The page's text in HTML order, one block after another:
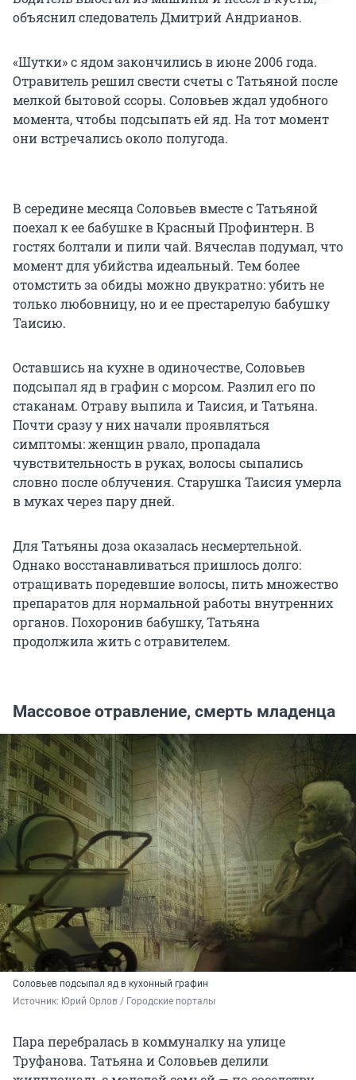
объяснил следователь Дмитрий Андрианов.
«Шутки» с ядом закончились в июне 2006 года.
Отравитель решил свести счеты с Татьяной после
мелкой бытовой ссоры. Соловьев ждал удобного
момента, чтобы подсыпать ей яд. На тот момент
они встречались около полугода.
В середине месяца Соловьев вместе с Татьяной
поехал к ее бабушке в Красный Профинтерн. В
гостях болтали и пили чай. Вячеслав подумал, что
момент для убийства идеальный. Тем более
отомстить за обиды можно двукратно: убить не
только любовницу, но и ее престарелую бабушку
Таисию.
Оставшись на кухне в одиночестве, Соловьев
подсыпал яд в графин с морсом. Разлил его по
стаканам. Отраву выпила и Таисия, и Татьяна.
Почти сразу у них начали проявляться
симптомы: женщин рвало, пропадала
чувствительность в руках, волосы сыпались
словно после облучения. Старушка Таисия умерла
в муках через пару дней.
Для Татьяны доза оказалась несмертельной.
Однако восстанавливаться пришлось долго:
отращивать поредевшие волосы, пить множество
препаратов для нормальной работы внутренних
органов. Похоронив бабушку, Татьяна
продолжила жить с отравителем.
Массовое отравление, смерть младенца
Соловьев подсыпал яд в кухонный графин
Источник: Юрий Орлов / Городские порталы
Пара перебралась в коммуналку на улице
Труфанова. Татьяна и Соловьев делили